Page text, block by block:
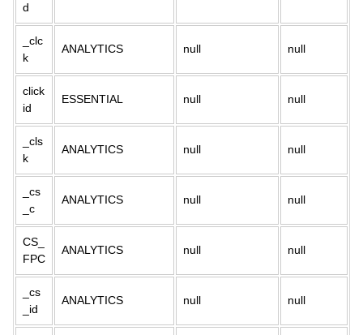
d
_clc
k
ANALYTICS null null
click
id
ESSENTIAL null null
_cls
k
ANALYTICS null null
_cs
_c
ANALYTICS null null
CS_
FPC
ANALYTICS null null
_cs
_id
ANALYTICS null null